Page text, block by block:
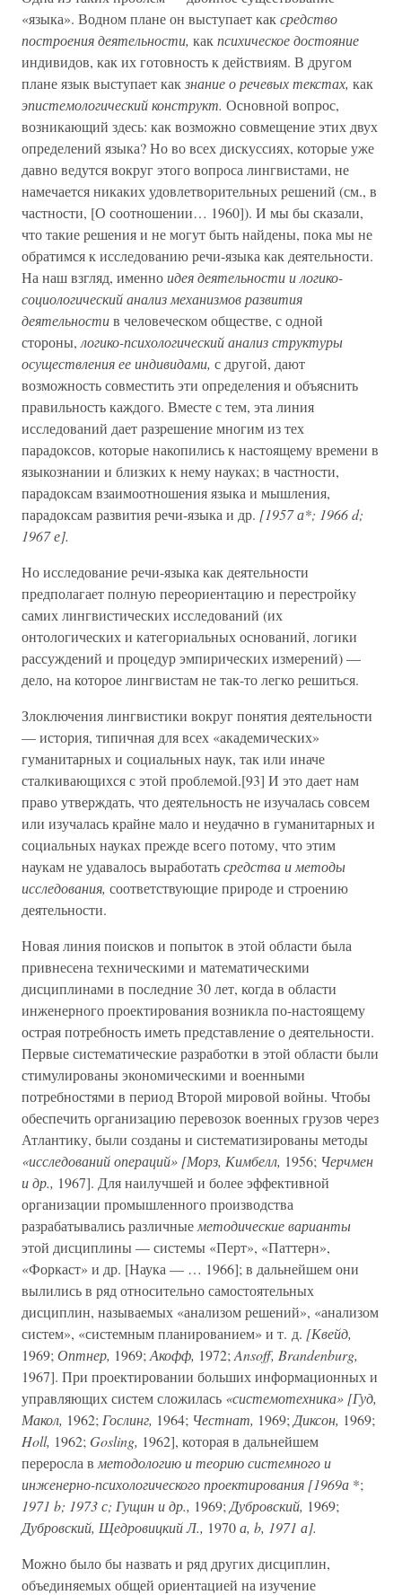
«языка». Водном плане он выступает каксредство
построения деятельности, какпсихическое достояние
индивидов, как их готовность к действиям. В другом
плане язык выступает какзнание о речевых текстах, как
эпистемологический конструкт. Основной вопрос,
возникающий здесь: как возможно совмещение этих двух
определений языка? Но во всех дискуссиях, которые уже
давно ведутся вокруг этого вопроса лингвистами, не
намечается никаких удовлетворительных решений (см., в
частности, [О соотношении… 1960]). И мы бы сказали,
что такие решения и не могут быть найдены, пока мы не
обратимся к исследованию речи-языка как деятельности.
На наш взгляд, именноидея деятельности и логико-
социологический анализ механизмов развития
деятельностив человеческом обществе, с одной
стороны, логико-психологический анализ структуры
осуществления ее индивидами, с другой, дают
возможность совместить эти определения и объяснить
правильность каждого. Вместе с тем, эта линия
исследований дает разрешение многим из тех
парадоксов, которые накопились к настоящему времени в
языкознании и близких к нему науках; в частности,
парадоксам взаимоотношения языка и мышления,
парадоксам развития речи-языка и др. [1957 а*; 1966 d;
1967 е].
Но исследование речи-языка как деятельности
предполагает полную переориентацию и перестройку
самих лингвистических исследований (их
онтологических и категориальных оснований, логики
рассуждений и процедур эмпирических измерений) —
дело, на которое лингвистам не так-то легко решиться.
Злоключения лингвистики вокруг понятия деятельности
— история, типичная для всех «академических»
гуманитарных и социальных наук, так или иначе
сталкивающихся с этой проблемой.[93] И это дает нам
право утверждать, что деятельность не изучалась совсем
или изучалась крайне мало и неудачно в гуманитарных и
социальных науках прежде всего потому, что этим
наукам не удавалось выработатьсредства и методы
исследования, соответствующие природе и строению
деятельности.
Новая линия поисков и попыток в этой области была
привнесена техническими и математическими
дисциплинами в последние 30 лет, когда в области
инженерного проектирования возникла по-настоящему
острая потребность иметь представление о деятельности.
Первые систематические разработки в этой области были
стимулированы экономическими и военными
потребностями в период Второй мировой войны. Чтобы
обеспечить организацию перевозок военных грузов через
Атлантику, были созданы и систематизированы методы
«исследований операций» [Морз, Кимбелл, 1956; Черчмен
и др., 1967]. Для наилучшей и более эффективной
организации промышленного производства
разрабатывались различные методические варианты
этой дисциплины — системы «Перт», «Паттерн»,
«Форкаст» и др. [Наука — … 1966]; в дальнейшем они
вылились в ряд относительно самостоятельных
дисциплин, называемых «анализом решений», «анализом
систем», «системным планированием» и т. д. [Квейд,
1969; Оптнер, 1969; Акофф, 1972; Ansoff, Brandenburg,
1967]. При проектировании больших информационных и
управляющих систем сложилась «системотехника» [Гуд,
Макол, 1962; Гослинг, 1964; Честнат, 1969; Диксон, 1969;
Holl, 1962; Gosling, 1962], которая в дальнейшем
переросла в методологию и теорию системного и
инженерно-психологического проектирования [1969а *;
1971 b; 1973 с; Гущин и др., 1969; Дубровский, 1969;
Дубровский, Щедровицкий Л., 1970а, b, 1971 а].
Можно было бы назвать и ряд других дисциплин,
объединяемых общей ориентацией на изучение